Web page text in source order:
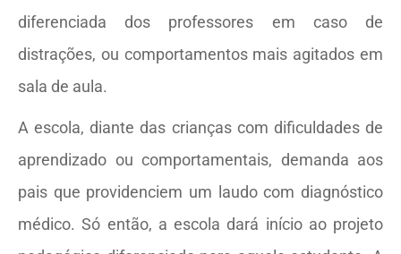
diferenciada dos professores em caso de
distrações, ou comportamentos mais agitados em
sala de aula.
A escola, diante das crianças com dificuldades de
aprendizado ou comportamentais, demanda aos
pais que providenciem um laudo com diagnóstico
médico. Só então, a escola dará início ao projeto